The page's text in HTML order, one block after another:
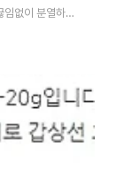
없이 분열하는
러나 우리 몸
입니다. 그래서
항암치료의 효
로 환자가 느끼